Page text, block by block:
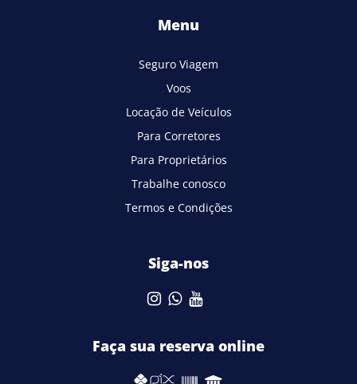
Menu
Seguro Viagem
Voos
Locação de Veículos
Para Corretores
Para Proprietários
Trabalhe conosco
Termos e Condições
Siga-nos
Faça sua reserva online